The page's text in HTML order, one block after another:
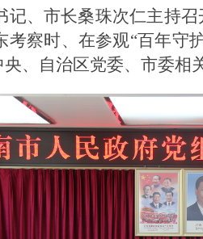
记、市长桑珠次仁主持
考察时、在参观“百年
、自治区党委、市委相